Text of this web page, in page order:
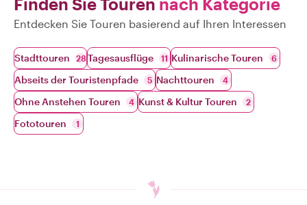
Entdecken Sie Touren basierend auf Ihren Interessen
Stadttouren 28Tagesausflüge 11 Kulinarische Touren 6
Abseits der Touristenpfade 5 Nachttouren 4
Ohne Anstehen Touren 4 Kunst & Kultur Touren 2
Fototouren 1